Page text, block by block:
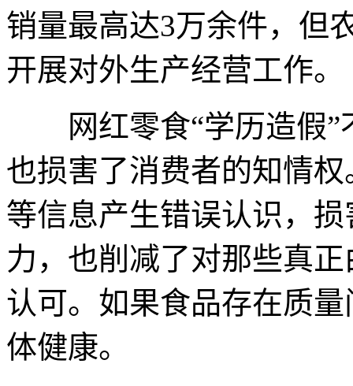
销量最高达3万余件，但
开展对外生产经营工作。
网红零食“学历造假”
也损害了消费者的知情
等信息产生错误认识，
力，也削减了对那些真
认可。如果食品存在质
体健康。